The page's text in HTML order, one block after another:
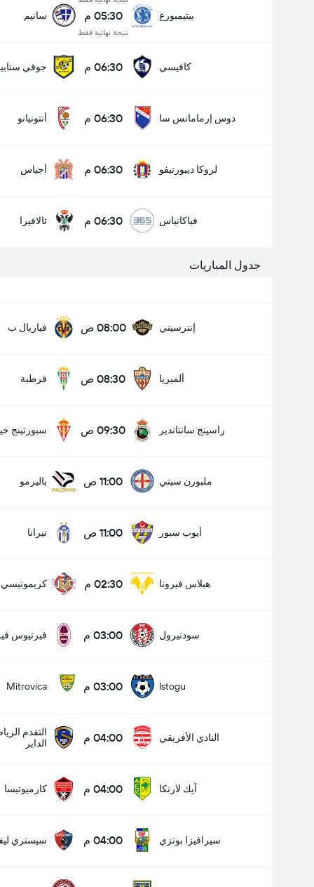
بيتيمبورغ 05:30 م
نتيجة نهائية فقط
سانيم
كافيسي 06:30 م جوفي
دوس إرمامانس سا 06:30 م أنتونيانو
لروكا ديبورتيفو 06:30 م أجياس
فياكانياس 06:30 م تالافيرا
جدول المباريات
إنترسيتي 08:00 ص فياريال ب
ألميريا 08:30 ص قرطبة
راسينج سانتاندير 09:30 ص سبورتينج
ملبورن سيتي 11:00 ص باليرمو
أيوب سبور 11:00 ص تيرانا
هيلاس فيرونا 02:30 م كريمونيسي
سودتيرول 03:00 م فيرتيوس
Istogu 03:00 م Mitrovica
النادي الأفريقي 04:00 م
التقدم
الداير
آيك لارنكا 04:00 م كارميوتيسا
سيرافيزا بوتزي 04:00 م سيستري